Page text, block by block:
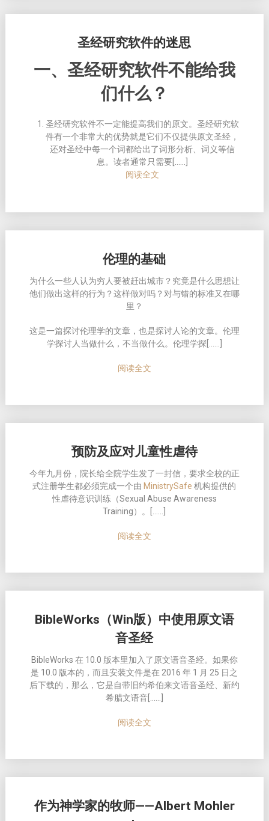
圣经研究软件的迷思
一、圣经研究软件不能给我
们什么？
圣经研究软件不一定能提高我们的原文。圣经研究软
件有一个非常大的优势就是它们不仅提供原文圣经，
还对圣经中每一个词都给出了词形分析、词义等信
息。读者通常只需要[……]
阅读全文
伦理的基础
为什么一些人认为穷人要被赶出城市？究竟是什么思想让
他们做出这样的行为？这样做对吗？对与错的标准又在哪
里？
这是一篇探讨伦理学的文章，也是探讨人论的文章。伦理
学探讨人当做什么，不当做什么。伦理学探[……]
阅读全文
预防及应对儿童性虐待
今年九月份，院长给全院学生发了一封信，要求全校的正
式注册学生都必须完成一个由 MinistrySafe 机构提供的
性虐待意识训练（Sexual Abuse Awareness
Training）。[……]
阅读全文
BibleWorks（Win版）中使用原文语
音圣经
BibleWorks 在 10.0 版本里加入了原文语音圣经。如果你
是 10.0 版本的，而且安装文件是在 2016 年 1 月 25 日之
后下载的，那么，它是自带旧约希伯来文语音圣经、新约
希腊文语音[……]
阅读全文
作为神学家的牧师——Albert Mohler